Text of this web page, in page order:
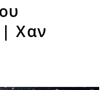
| Χαν